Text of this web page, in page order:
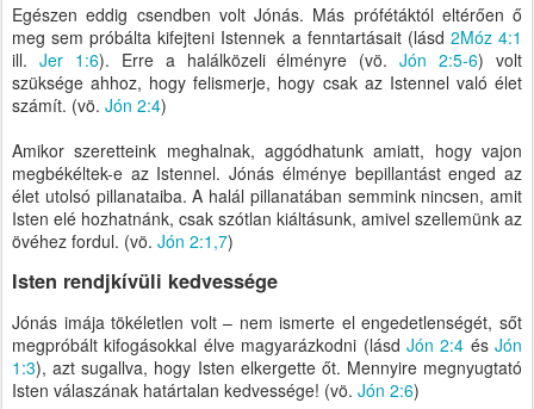
Egészen eddig csendben volt Jónás. Más prófétáktól eltérően ő
meg sem próbálta kifejteni Istennek a fenntartásait (lásd 2Móz 4:1
ill. Jer 1:6). Erre a halálközeli élményre (vö.Jón 2:5-6) volt
szüksége ahhoz, hogy felismerje, hogy csak az Istennel való élet
számít. (vö. Jón 2:4)
Amikor szeretteink meghalnak, aggódhatunk amiatt, hogy vajon
megbékéltek-e az Istennel. Jónás élménye bepillantást enged az
élet utolsó pillanataiba. A halál pillanatában semmink nincsen, amit
Isten elé hozhatnánk, csak szótlan kiáltásunk, amivel szellemünk az
övéhez fordul. (vö. Jón 2:1,7)
Isten rendjkívüli kedvessége
Jónás imája tökéletlen volt – nem ismerte el engedetlenségét, sőt
megpróbált kifogásokkal élve magyarázkodni (lásd Jón 2:4 és Jón
1:3), azt sugallva, hogy Isten elkergette őt. Mennyire megnyugtató
Isten válaszának határtalan kedvessége! (vö. Jón 2:6)